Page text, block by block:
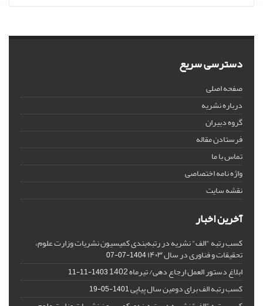
دسترسی سریع
صفحه اصلی
درباره نشریه
گروه دبیران
فرستادن مقاله
تماس با ما
واژه نامه اختصاصی
نقشه سایت
آخرین اخبار
کسب رتبه "الف" نشریه در رتبه‌بندی کمیسیون نشریات وزارت علوم،
تحقیقات و فناوری در سال ۱۴۰۳ 1404-07-07
ابلاغ دستور العمل ارجاع دهی/ تیرماه 1402 1403-11-11
کسب رتبه الف برای دومین سال پیاپی1401-05-19